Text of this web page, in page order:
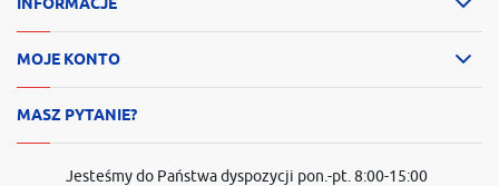
MOJE KONTO
MASZ PYTANIE?
Jesteśmy do Państwa dyspozycji pon.-pt. 8:00-15:00